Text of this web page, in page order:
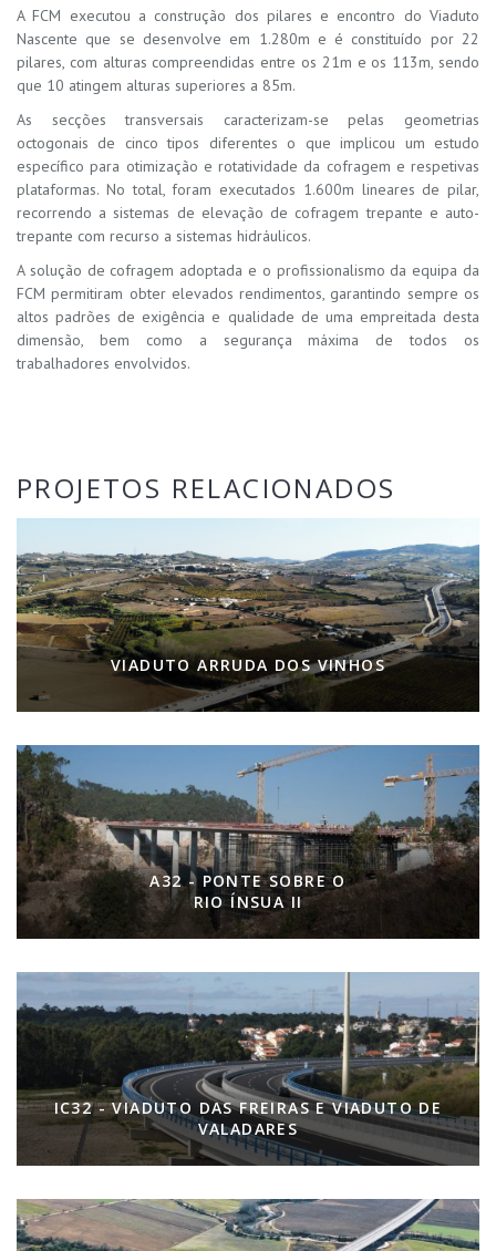
A FCM executou a construção dos pilares e encontro do Viaduto
Nascente que se desenvolve em 1.280m e é constituído por 22
pilares, com alturas compreendidas entre os 21m e os 113m, sendo
que 10 atingem alturas superiores a 85m.
As secções transversais caracterizam-se pelas geometrias
octogonais de cinco tipos diferentes o que implicou um estudo
específico para otimização e rotatividade da cofragem e respetivas
plataformas. No total, foram executados 1.600m lineares de pilar,
recorrendo a sistemas de elevação de cofragem trepante e auto-
trepante com recurso a sistemas hidráulicos.
A solução de cofragem adoptada e o profissionalismo da equipa da
FCM permitiram obter elevados rendimentos, garantindo sempre os
altos padrões de exigência e qualidade de uma empreitada desta
dimensão, bem como a segurança máxima de todos os
trabalhadores envolvidos.
PROJETOS RELACIONADOS
VIADUTO ARRUDA DOS VINHOS
A32 - PONTE SOBRE O
RIO ÍNSUA II
IC32 - VIADUTO DAS FREIRAS E VIADUTO DE
VALADARES